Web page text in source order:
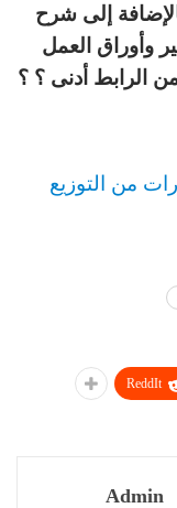
إلى شرح
وأوراق العمل
الرابط أدنى ؟ ؟
المقررات من التوزيع
ReddIt
Admin